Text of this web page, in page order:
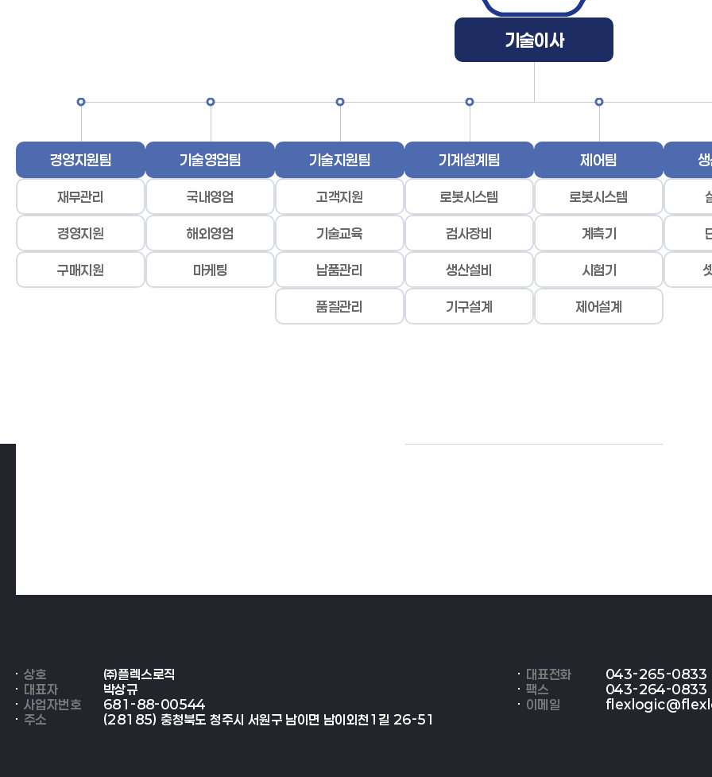
기술이사
경영지원팀
재무관리
경영지원
구매지원
기술영업팀
국내영업
해외영업
마케팅
기술지원팀
고객지원
기술교육
납품관리
품질관리
기계설계팀
로봇시스템
검사장비
생산설비
기구설계
제어팀
로봇시스템
계측기
시험기
제어설계
상호 ㈜플렉스로직 대표전화
043-265-0833
대표자
박상규 팩스
043-264-0833
사업자번호
681-88-00544 이메일
주소
(28185) 충청북도 청주시 서원구 남이면 남이외천1길 26-51